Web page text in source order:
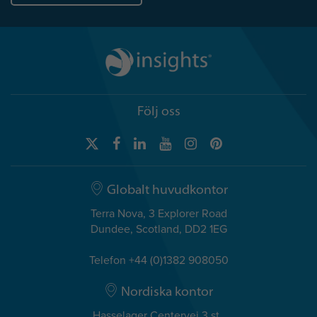
Följ oss
Globalt huvudkontor
Terra Nova, 3 Explorer Road
Dundee, Scotland, DD2 1EG
Telefon +44 (0)1382 908050
Nordiska kontor